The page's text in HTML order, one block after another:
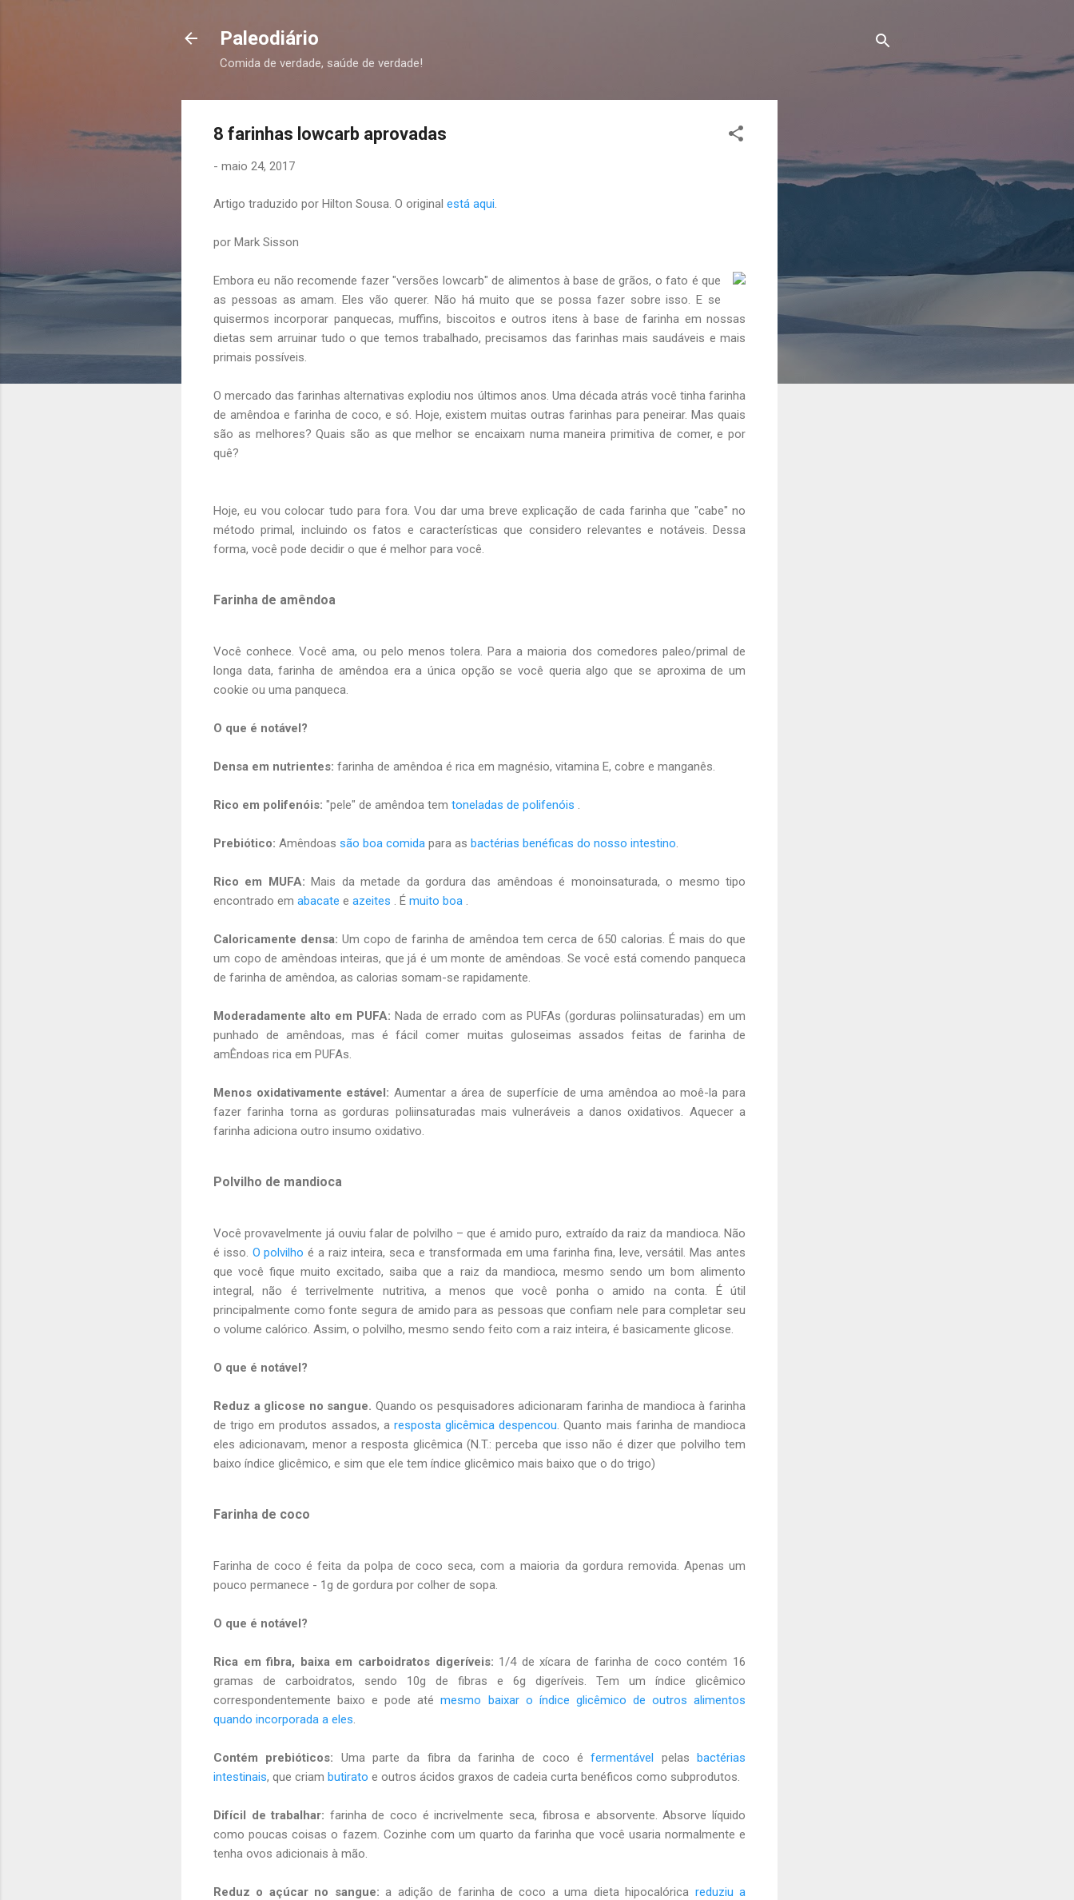
Paleodiário
Comida de verdade, saúde de verdade!
8 farinhas lowcarb aprovadas
- maio 24, 2017
Artigo traduzido por Hilton Sousa. O original está aqui
por Mark Sisson
Embora eu não recomende fazer "versões lowcarb" de alimentos à base de grãos, o fato é que
as pessoas as amam. Eles vão querer. Não há muito que se possa fazer sobre isso. E se
quisermos incorporar panquecas, muffins, biscoitos e outros itens à base de farinha em nossas
dietas sem arruinar tudo o que temos trabalhado, precisamos das farinhas mais saudáveis ​​e mais
primais possíveis.
O mercado das farinhas alternativas explodiu nos últimos anos. Uma década atrás você tinha farinha
de amêndoa e farinha de coco, e só. Hoje, existem muitas outras farinhas para peneirar. Mas quais
são as melhores? Quais são as que melhor se encaixam numa maneira primitiva de comer, e por
quê?
Hoje, eu vou colocar tudo para fora. Vou dar uma breve explicação de cada farinha que "cabe" no
método primal, incluindo os fatos e características que considero relevantes e notáveis. Dessa
forma, você pode decidir o que é melhor para você.
Farinha de amêndoa
Você conhece. Você ama, ou pelo menos tolera. Para a maioria dos comedores paleo/primal de
longa data, farinha de amêndoa era a única opção se você queria algo que se aproxima de um
cookie ou uma panqueca.
O que é notável?
Densa em nutrientes: farinha de amêndoa é rica em magnésio, vitamina E, cobre e manganês.
Rico em polifenóis: "pele" de amêndoa tem toneladas de polifenóis
Prebiótico: Amêndoas são boa comida para as bactérias benéficas do nosso intestino
Rico em MUFA: Mais da metade da gordura das amêndoas é monoinsaturada, o mesmo tipo
encontrado em abacate e azeites . É muito boa
Caloricamente densa: Um copo de farinha de amêndoa tem cerca de 650 calorias. É mais do que
um copo de amêndoas inteiras, que já é um monte de amêndoas. Se você está comendo panqueca
de farinha de amêndoa, as calorias somam-se rapidamente.
Moderadamente alto em PUFA: Nada de errado com as PUFAs (gorduras poliinsaturadas) em um
punhado de amêndoas, mas é fácil comer muitas guloseimas assados ​​feitas de farinha de
amÊndoas rica em PUFAs.
Menos oxidativamente estável: Aumentar a área de superfície de uma amêndoa ao moê-la para
fazer farinha torna as gorduras poliinsaturadas mais vulneráveis ​​a danos oxidativos. Aquecer a
farinha adiciona outro insumo oxidativo.
Polvilho de mandioca
Você provavelmente já ouviu falar de polvilho – que é amido puro, extraído da raiz da mandioca. Não
é isso. O polvilho é a raiz inteira, seca e transformada em uma farinha fina, leve, versátil. Mas antes
que você fique muito excitado, saiba que a raiz da mandioca, mesmo sendo um bom alimento
integral, não é terrivelmente nutritiva, a menos que você ponha o amido na conta. É útil
principalmente como fonte segura de amido para as pessoas que confiam nele para completar seu
o volume calórico. Assim, o polvilho, mesmo sendo feito com a raiz inteira, é basicamente glicose.
O que é notável?
Reduz a glicose no sangue. Quando os pesquisadores adicionaram farinha de mandioca à farinha
de trigo em produtos assados, a resposta glicêmica despencou . Quanto mais farinha de mandioca
eles adicionavam, menor a resposta glicêmica (N.T.: perceba que isso não é dizer que polvilho tem
baixo índice glicêmico, e sim que ele tem índice glicêmico mais baixo que o do trigo)
Farinha de coco
Farinha de coco é feita da polpa de coco seca, com a maioria da gordura removida. Apenas um
pouco permanece - 1g de gordura por colher de sopa.
O que é notável?
Rica em fibra, baixa em carboidratos digeríveis: 1/4 de xícara de farinha de coco contém 16
gramas de carboidratos, sendo 10g de fibras e 6g digeríveis. Tem um índice glicêmico
correspondentemente baixo e pode atémesmo baixar o índice glicêmico de outros alimentos
quando incorporada a eles
Contém prebióticos: Uma parte da fibra da farinha de coco éfermentável pelasbactérias
intestinais, que criam butirato e outros ácidos graxos de cadeia curta benéficos como subprodutos.
Difícil de trabalhar: farinha de coco é incrivelmente seca, fibrosa e absorvente. Absorve líquido
como poucas coisas o fazem. Cozinhe com um quarto da farinha que você usaria normalmente e
tenha ovos adicionais à mão.
Reduz o açúcar no sangue: a adição de farinha de coco a uma dieta hipocalórica reduziu a